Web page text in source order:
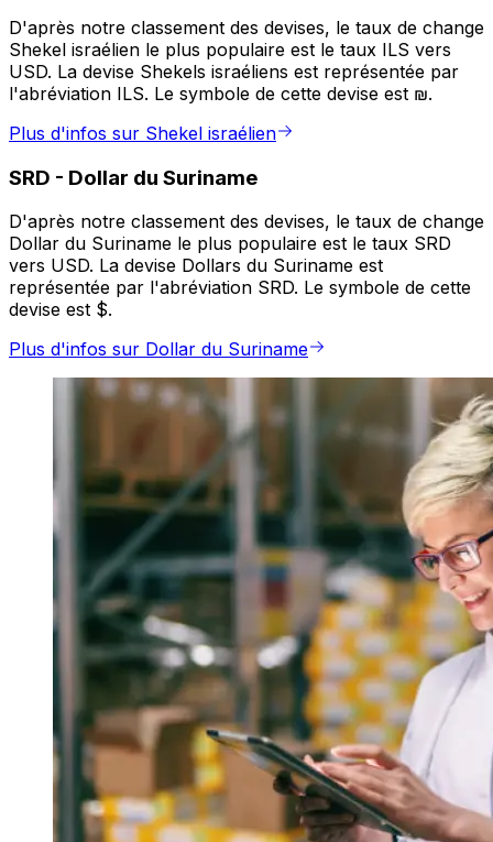
D'après notre classement des devises, le taux de change
Shekel israélien le plus populaire est le taux ILS vers
USD. La devise Shekels israéliens est représentée par
l'abréviation ILS. Le symbole de cette devise est ₪.
Plus d'infos sur Shekel israélien
SRD - Dollar du Suriname
D'après notre classement des devises, le taux de change
Dollar du Suriname le plus populaire est le taux SRD
vers USD. La devise Dollars du Suriname est
représentée par l'abréviation SRD. Le symbole de cette
devise est $.
Plus d'infos sur Dollar du Suriname